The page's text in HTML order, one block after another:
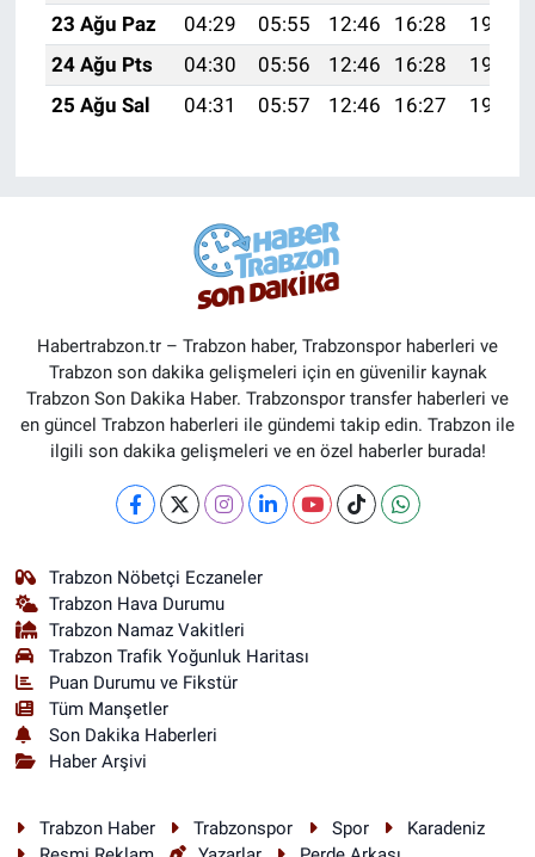
23 Ağu Paz
04:29 05:55 12:46 16:28
19:28
24 Ağu Pts
04:30 05:56 12:46 16:28
19:27
25 Ağu Sal
04:31 05:57 12:46 16:27 19:25
Habertrabzon.tr – Trabzon haber, Trabzonspor haberleri ve
Trabzon son dakika gelişmeleri için en güvenilir kaynak
Trabzon Son Dakika Haber. Trabzonspor transfer haberleri ve
en güncel Trabzon haberleri ile gündemi takip edin. Trabzon ile
ilgili son dakika gelişmeleri ve en özel haberler burada!
Trabzon Nöbetçi Eczaneler
Trabzon Hava Durumu
Trabzon Namaz Vakitleri
Trabzon Trafik Yoğunluk Haritası
Puan Durumu ve Fikstür
Tüm Manşetler
Son Dakika Haberleri
Haber Arşivi
Trabzon Haber Trabzonspor Spor
Karadeniz